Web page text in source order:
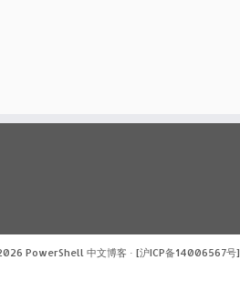
PowerShell 中文博客 · [沪ICP备14006567号]